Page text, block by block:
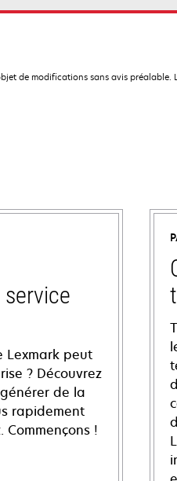
de modifications sans avis préalable.
Lexmark peut
? Découvrez
de la
rapidement
Commençons !